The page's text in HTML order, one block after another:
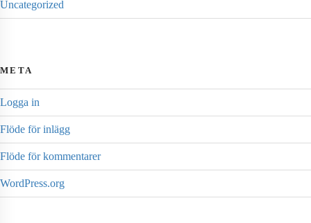
Uncategorized
META
Logga in
Flöde för inlägg
Flöde för kommentarer
WordPress.org